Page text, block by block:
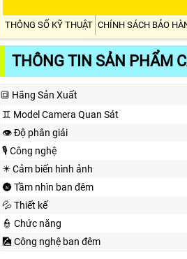
THÔNG SỐ KỸ THUẬT CHÍNH SÁCH BẢO
THÔNG TIN SẢN PHẨM
🔳 Hãng Sản Xuất
♊ Model Camera Quan Sát
👁 Độ phân giải
🎙 Công nghệ
✴️ Cảm biến hình ảnh
🌚 Tầm nhìn ban đêm
💦 Thiết kế
👮 Chức năng
🎑 Công nghệ ban đêm